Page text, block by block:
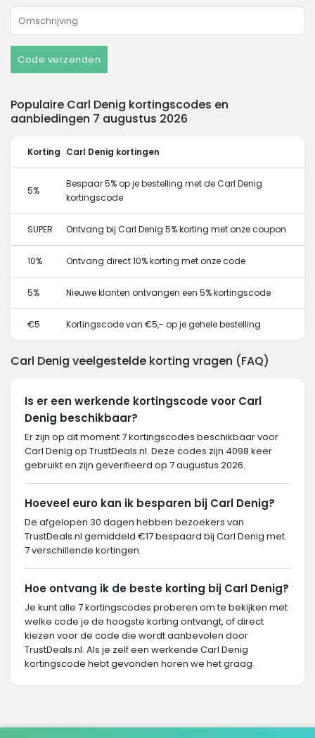
Code verzenden
Populaire Carl Denig kortingscodes en
aanbiedingen 7 augustus 2026
Korting Carl Denig kortingen
5%
Bespaar 5% op je bestelling met de Carl Denig
kortingscode
SUPER Ontvang bij Carl Denig 5% korting met onze coupon
10% Ontvang direct 10% korting met onze code
5% Nieuwe klanten ontvangen een 5% kortingscode
€5 Kortingscode van €5,- op je gehele bestelling
Carl Denig veelgestelde korting vragen (FAQ)
Is er een werkende kortingscode voor Carl
Denig beschikbaar?
Er zijn op dit moment 7 kortingscodes beschikbaar voor
Carl Denig op TrustDeals.nl. Deze codes zijn 4098 keer
gebruikt en zijn geverifieerd op 7 augustus 2026.
Hoeveel euro kan ik besparen bij Carl Denig?
De afgelopen 30 dagen hebben bezoekers van
TrustDeals.nl gemiddeld €17 bespaard bij Carl Denig met
7 verschillende kortingen.
Hoe ontvang ik de beste korting bij Carl Denig?
Je kunt alle 7 kortingscodes proberen om te bekijken met
welke code je de hoogste korting ontvangt, of direct
kiezen voor de code die wordt aanbevolen door
TrustDeals.nl. Als je zelf een werkende Carl Denig
kortingscode hebt gevonden horen we het graag.